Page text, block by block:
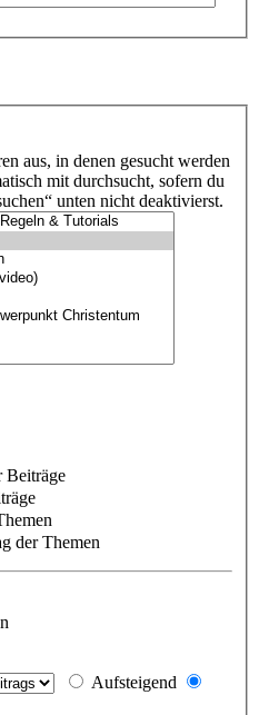
aus, in denen gesucht werden
mit durchsucht, sofern du
unten nicht deaktivierst.
Beiträge
der Themen
Aufsteigend